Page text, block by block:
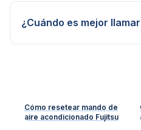
¿Cuándo es mejor
Cómo resetear mando de
aire acondicionado Fujitsu